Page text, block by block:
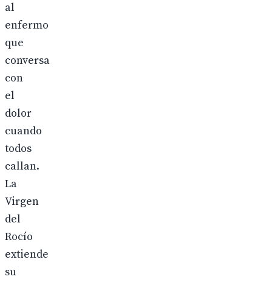
al
enfermo
que
conversa
con
el
dolor
cuando
todos
callan.
La
Virgen
del
Rocío
extiende
su